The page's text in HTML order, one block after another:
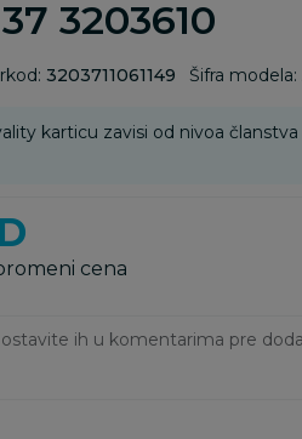
3203610
3203711061149 Šifra modela:
karticu zavisi od nivoa članstva
cena